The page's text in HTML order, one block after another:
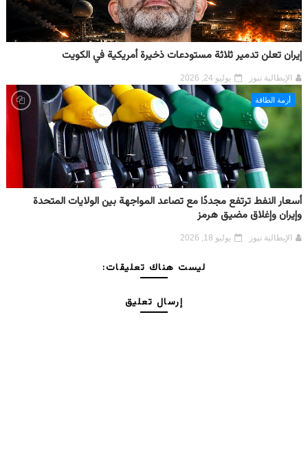
إيران تعلن تدمير ثلاثة مستودعات ذخيرة أمريكية في الكويت
الإيطالية نيوز يوليو 24, 2026
أزمة الطاقة
أسعار النفط ترتفع مجددًا مع تصاعد المواجهة بين الولايات المتحدة
وإيران وإغلاق مضيق هرمز
الإيطالية نيوز يوليو 18, 2026
ليست هناك تعليقات:
إرسال تعليق